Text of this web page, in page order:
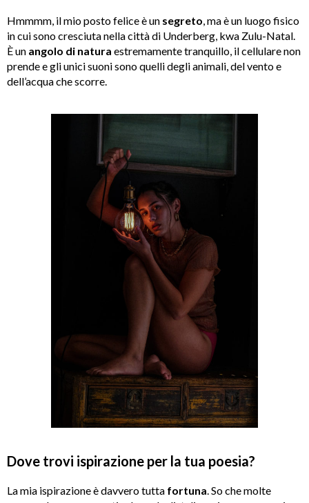
Hmmmm, il mio posto felice è un segreto, ma è un luogo fisico
in cui sono cresciuta nella città di Underberg, kwa Zulu-Natal.
È un angolo di natura estremamente tranquillo, il cellulare non
prende e gli unici suoni sono quelli degli animali, del vento e
dell’acqua che scorre.
Dove trovi ispirazione per la tua poesia?
La mia ispirazione è davvero tutta fortuna. So che molte